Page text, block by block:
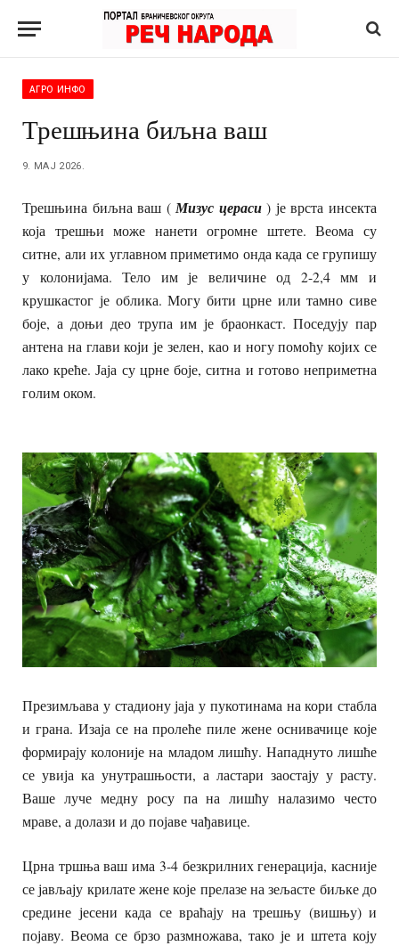
АГРО ИНФО
Трешњина биљна ваш
9. МАЈ 2026.
Трешњина биљна ваш ( Мизус цераси) је врста инсекта
која трешњи може нанети огромне штете. Веома су
ситне, али их углавном приметимо онда када се групишу
у колонијама. Тело им је величине од 2-2,4 мм и
крушкастог је облика. Могу бити црне или тамно сиве
боје, а доњи део трупа им је браонкаст. Поседују пар
антена на глави који је зелен, као и ногу помоћу којих се
лако креће. Јаја су црне боје, ситна и готово неприметна
голим оком.
Презимљава у стадиону јаја у пукотинама на кори стабла
и грана. Изаја се на пролеће пиле жене оснивачице које
формирају колоније на младом лишћу. Нападнуто лишће
се увија ка унутрашњости, а ластари заостају у расту.
Ваше луче медну росу па на лишћу налазимо често
мраве, а долази и до појаве чађавице.
Црна тршња ваш има 3-4 безкрилних генерација, касније
се јављају крилате жене које прелазе на зељасте биљке до
средине јесени када се враћају на трешњу (вишњу) и
појаву. Веома се брзо размножава, тако је и штета коју